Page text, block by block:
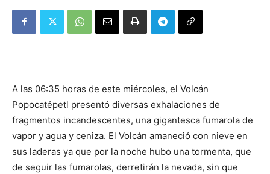
A las 06:35 horas de este miércoles, el Volcán
Popocatépetl presentó diversas exhalaciones de
fragmentos incandescentes, una gigantesca fumarola de
vapor y agua y ceniza. El Volcán amaneció con nieve en
sus laderas ya que por la noche hubo una tormenta, que
de seguir las fumarolas, derretirán la nevada, sin que